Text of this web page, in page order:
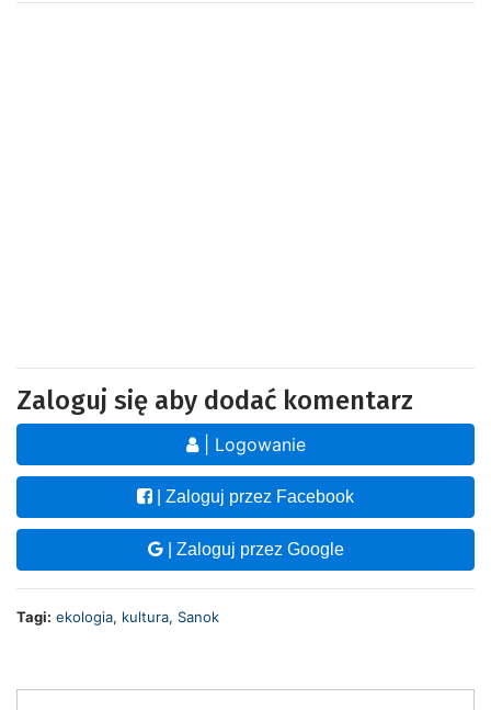
Zaloguj się aby dodać komentarz
| Logowanie
| Zaloguj przez Facebook
| Zaloguj przez Google
Tagi: ekologia, kultura, Sanok